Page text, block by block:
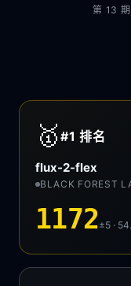
第 13
🥇 #1排名
flux-2-flex
BLACK FOREST
1172±5 ·